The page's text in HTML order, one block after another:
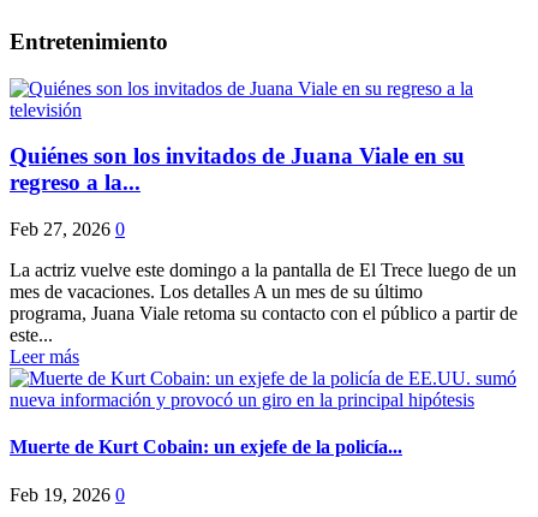
Entretenimiento
Quiénes son los invitados de Juana Viale en su
regreso a la...
Feb 27, 2026 0
La actriz vuelve este domingo a la pantalla de El Trece luego de un
mes de vacaciones. Los detalles A un mes de su último
programa, Juana Viale retoma su contacto con el público a partir de
este...
Leer más
Muerte de Kurt Cobain: un exjefe de la policía...
Feb 19, 2026 0